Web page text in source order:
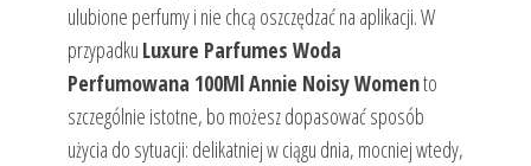
ulubione perfumy i nie chcą oszczędzać na aplikacji. W
przypadku Luxure Parfumes Woda
Perfumowana 100Ml Annie Noisy Womento
szczególnie istotne, bo możesz dopasować sposób
użycia do sytuacji: delikatniej w ciągu dnia, mocniej wtedy,